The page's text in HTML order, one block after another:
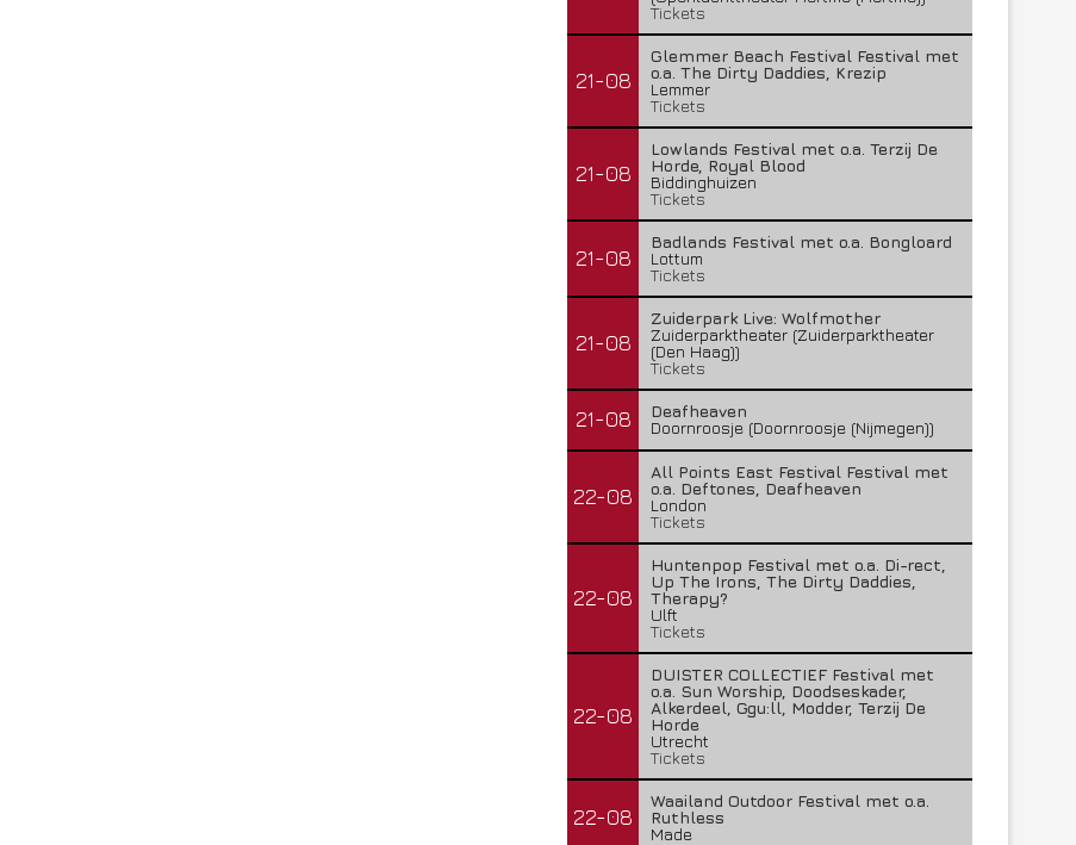
Tickets
21-08
Glemmer Beach Festival Festival met
o.a. The Dirty Daddies, Krezip
Lemmer
Tickets
21-08
Lowlands Festival met o.a. Terzij De
Horde, Royal Blood
Biddinghuizen
Tickets
21-08
Badlands Festival met o.a. Bongloard
Lottum
Tickets
21-08
Zuiderpark Live: Wolfmother
Zuiderparktheater (Zuiderparktheater
(Den Haag))
Tickets
21-08
Deafheaven
Doornroosje (Doornroosje (Nijmegen))
22-08
All Points East Festival Festival met
o.a. Deftones, Deafheaven
London
Tickets
22-08
Huntenpop Festival met o.a. Di-rect,
Up The Irons, The Dirty Daddies,
Therapy?
Ulft
Tickets
22-08
DUISTER COLLECTIEF Festival met
o.a. Sun Worship, Doodseskader,
Alkerdeel, Ggu:ll, Modder, Terzij De
Horde
Utrecht
Tickets
22-08
Waailand Outdoor Festival met o.a.
Ruthless
Made